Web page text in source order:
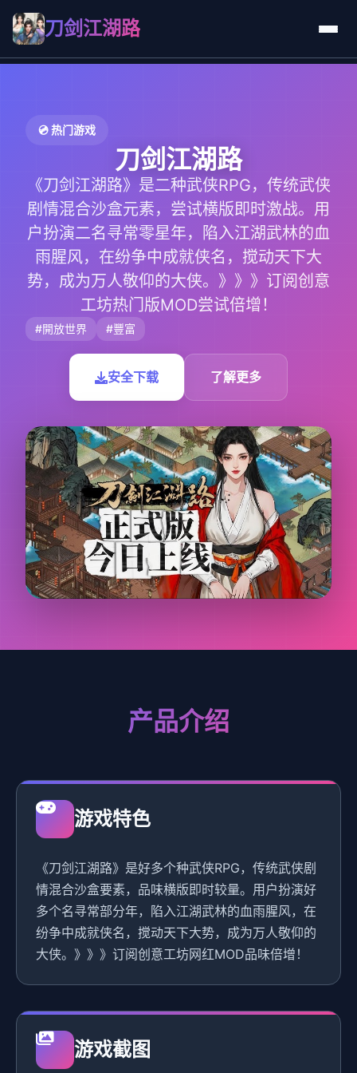
刀剑江湖路
💿 热门游戏
刀剑江湖路
《刀剑江湖路》是二种武侠RPG，传统武侠
剧情混合沙盒元素，尝试横版即时激战。用
户扮演二名寻常零星年，陷入江湖武林的血
雨腥风，在纷争中成就侠名，搅动天下大
势，成为万人敬仰的大侠。》》》订阅创意
工坊热门版MOD尝试倍增！
#開放世界 #豐富
安全下载 了解更多
产品介绍
游戏特色
《刀剑江湖路》是好多个种武侠RPG，传统武侠剧
情混合沙盒要素，品味横版即时较量。用户扮演好
多个名寻常部分年，陷入江湖武林的血雨腥风，在
纷争中成就侠名，搅动天下大势，成为万人敬仰的
大侠。》》》订阅创意工坊网红MOD品味倍增！
游戏截图